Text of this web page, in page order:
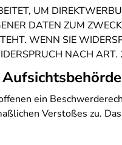
UM
DATEN ZUM
WENN SIE
NACH
ein
Verstoßes zu.